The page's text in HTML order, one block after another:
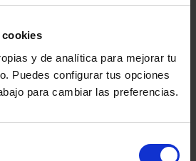
cookies
y de analítica para mejorar tu
Puedes configurar tus opciones
para cambiar las preferencias.